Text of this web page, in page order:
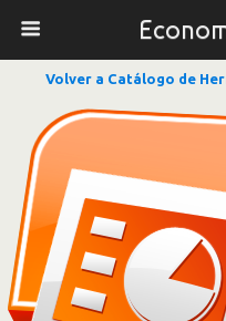
Volver a Catálogo de